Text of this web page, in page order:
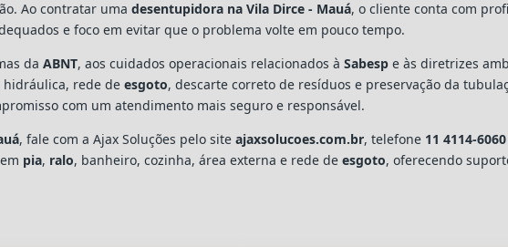
Ao contratar umadesentupidora na Vila Dirce - Mauá, o cliente conta com
e foco em evitar que o problema volte em pouco tempo.
daABNT, aos cuidados operacionais relacionados àSabesp e às diretrizes
hidráulica, rede deesgoto, descarte correto de resíduos e preservação da
com um atendimento mais seguro e responsável.
, fale com a Ajax Soluções pelo siteajaxsolucoes.com.br, telefone 11 4114-6060
pia, ralo, banheiro, cozinha, área externa e rede deesgoto, oferecendo